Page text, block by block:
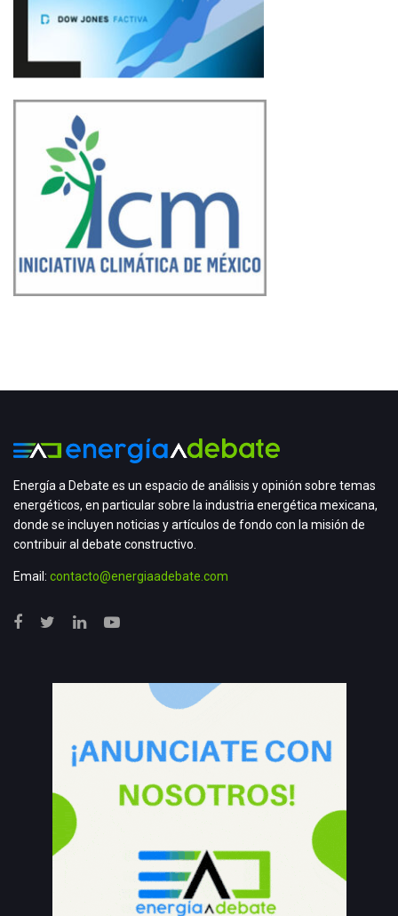
Energía a Debate es un espacio de análisis y opinión sobre temas
energéticos, en particular sobre la industria energética mexicana,
donde se incluyen noticias y artículos de fondo con la misión de
contribuir al debate constructivo.
Email: contacto@energiaadebate.com